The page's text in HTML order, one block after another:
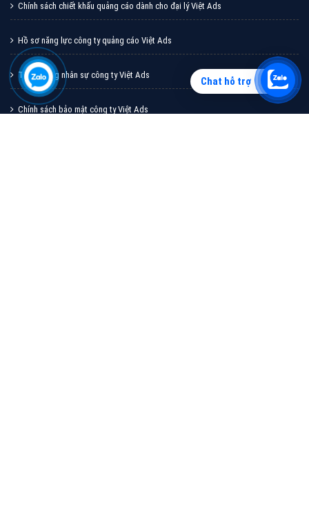
Chat hỗ trợ
Chính sách chiết khấu quảng cáo dành cho đại lý Việt Ads
Hồ sơ năng lực công ty quảng cáo Việt Ads
Tuyển dụng nhân sự công ty Việt Ads
Chính sách bảo mật công ty Việt Ads